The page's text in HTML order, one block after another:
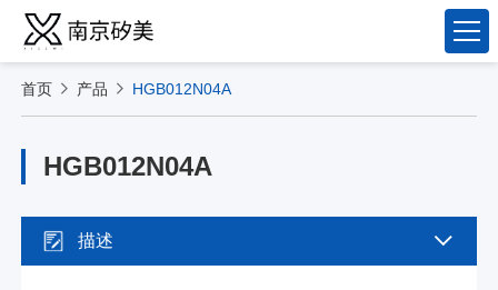
首页 产品 HGB012N04A
HGB012N04A
描述